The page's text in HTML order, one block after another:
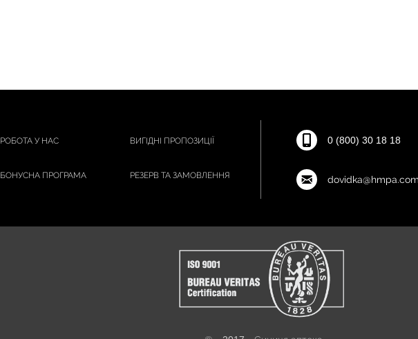
РОБОТА У НАС ВИГІДНІ ПРОПОЗИЦІЇ
БОНУСНА ПРОГРАМА РЕЗЕРВ ТА ЗАМОВЛЕННЯ
0 (800) 30 18 18